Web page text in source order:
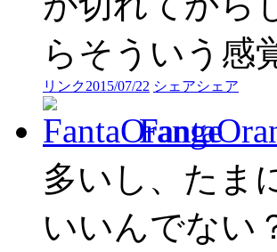
らそういう感
リンク2015/07/22 シェアシェア
多いし、たま
いいんでない